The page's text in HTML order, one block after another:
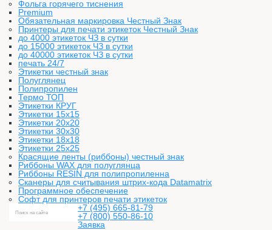
Фольга горячего тиснения
Premium
Обязательная маркировка Честный Знак
Принтеры для печати этикеток Честный Знак
до 4000 этикеток ЧЗ в сутки
до 15000 этикеток ЧЗ в сутки
до 40000 этикеток ЧЗ в сутки
печать 24/7
Этикетки честный знак
Полуглянец
Полипропилен
Термо ТОП
Этикетки КРУГ
Этикетки 15х15
Этикетки 20х20
Этикетки 30х30
Этикетки 18х18
Этикетки 25х25
Красящие ленты (риббоны) честный знак
Риббоны WAX для полуглянца
Риббоны RESIN для полипропиленна
Сканеры для считывания штрих-кода Datamatrix
Программное обеспечение
Софт для принтеров печати этикеток
+7 (495) 665-81-79
+7 (800) 550-86-10
Заявка